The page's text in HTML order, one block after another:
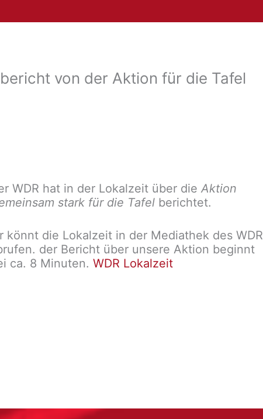
von der Aktion für die Tafel
WDR hat in der Lokalzeit über dieAktion
stark für die Tafel berichtet.
könnt die Lokalzeit in der Mediathek des WDR
der Bericht über unsere Aktion beginnt
ca. 8 Minuten.WDR Lokalzeit